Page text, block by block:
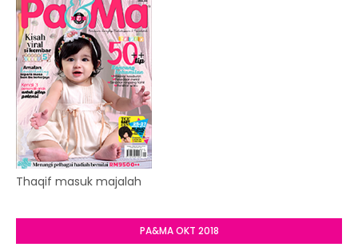
Thaqif masuk majalah
PA&MA OKT 2018